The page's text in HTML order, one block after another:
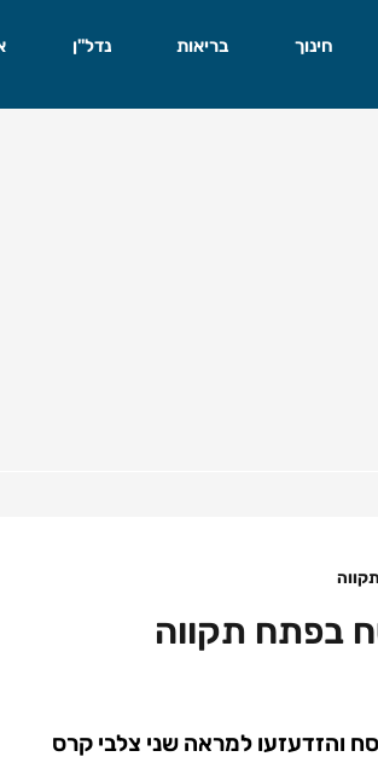
חינוך בריאות נדל"ן
בפתח תקווה
והזדעזעו למראה שני צלבי קרס